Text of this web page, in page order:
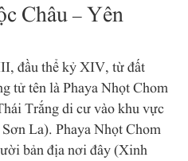
Châu – Yên
đầu thể kỷ XIV, từ đất
tử tên là Phaya Nhọt Chom
Trắng di cư vào khu vực
La). Phaya Nhọt Chom
bản địa nơi đây (Xinh